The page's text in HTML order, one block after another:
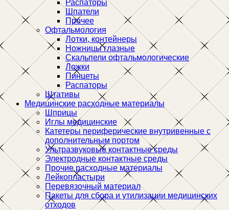
Распаторы
Шпатели
Прочее
Офтальмология
Лотки, контейнеры
Ножницы глазные
Скальпели офтальмологические
Ложки
Пинцеты
Распаторы
Штативы
Медицинские расходные материалы
Шприцы
Иглы медицинские
Катетеры периферические внутривенные с
дополнительным портом
Ультразвуковые контактные среды
Электродные контактные среды
Прочие расходные материалы
Лейкопластыри
Перевязочный материал
Пакеты для сбора и утилизации медицинских
отходов